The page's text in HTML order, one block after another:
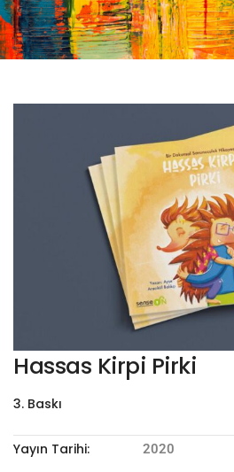
Hassas Kirpi Pirki
3. Baskı
Yayın Tarihi: 2020